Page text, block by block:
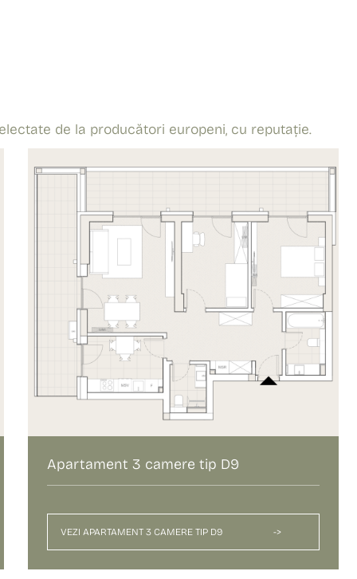
de la producători europeni, cu reputație.
Apartament 3 camere tip D9
VEZI APARTAMENT 3 CAMERE TIP D9 ->